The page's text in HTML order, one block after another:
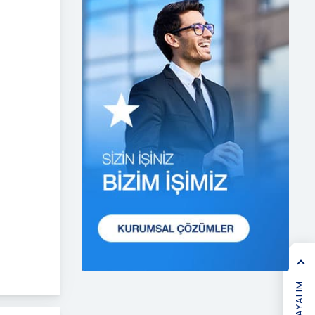
1. Hukuka ve Dürüstlük
Kuralına Uygun Kişisel Veri
İşleme Faaliyetlerinde
Bulunma
CB Gayrimenkul Franchising
Pazarlama ve Danışmanlık
Hizmetleri A.Ş.; kişisel verilerin
işlenmesi faaliyetleri
kapsamında hukuka ve
dürüstlük kurallarına uygun
hareket etmekle yükümlüdür.
gereklilikleri dikkate alınacakve
kişisel verileri işleme amacı
dışında kullanmayacaktır.
2. Kişisel Verilerin Doğru ve